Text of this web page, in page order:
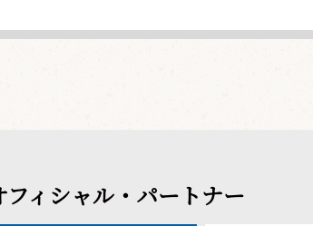
ィシャル・パートナー